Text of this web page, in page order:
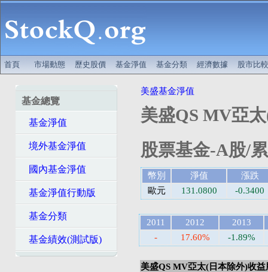
首頁 市場動態 歷史股價 基金淨值 基金分類 經濟數據 股市比較
基金總覽
基金淨值
境外基金淨值
國內基金淨值
基金淨值行動版
基金分類
基金績效(測試版)
美盛基金淨值
美盛QS MV亞
股票基金-A股/
幣別 淨值
漲跌
歐元
131.0800 -0.3400
2011 2012
2013
-
17.60% -1.89%
美盛QS MV亞太(日本除外)收